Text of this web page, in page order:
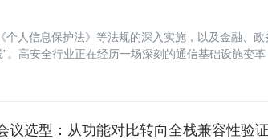
个人信息保护法》等法规的深入实施，以及金融、
”。高安全行业正在经历一场深刻的通信基础设施
议选型：从功能对比转向全栈兼容性验证